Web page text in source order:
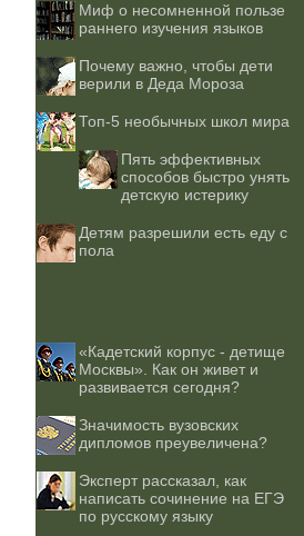
Миф о несомненной пользе
раннего изучения языков
Почему важно, чтобы дети
верили в Деда Мороза
Топ-5 необычных школ мира
Пять эффективных
способов быстро унять
детскую истерику
Детям разрешили есть еду с
пола
«Кадетский корпус - детище
Москвы». Как он живет и
развивается сегодня?
Значимость вузовских
дипломов преувеличена?
Эксперт рассказал, как
написать сочинение на ЕГЭ
по русскому языку